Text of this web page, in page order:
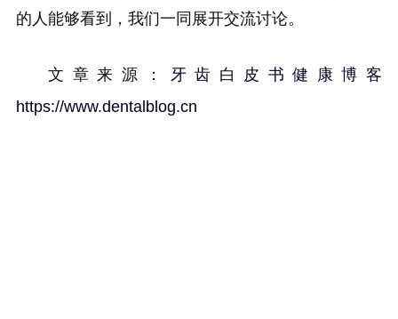
的人能够看到，我们一同展开交流讨论。
文章来源： 牙齿白皮书健康博客
https://www.dentalblog.cn